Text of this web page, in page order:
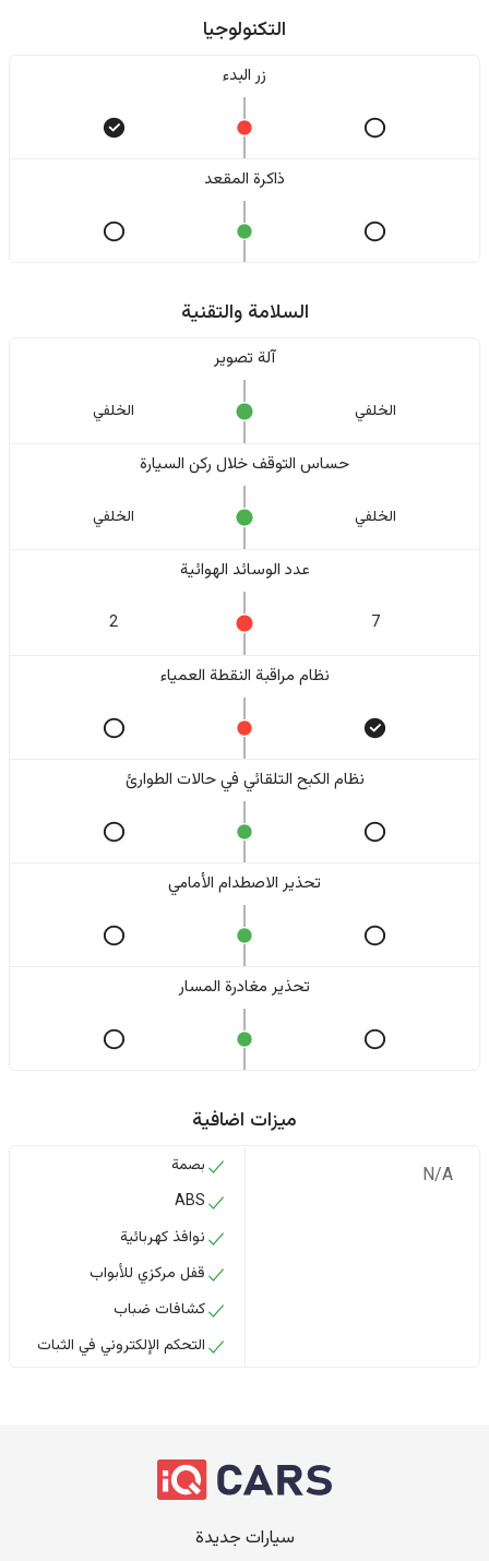
التكنولوجيا
زر البدء
ذاكرة المقعد
السلامة والتقنية
آلة تصوير
الخلفي الخلفي
حساس التوقف خلال ركن السيارة
الخلفي الخلفي
عدد الوسائد الهوائية
7
2
نظام مراقبة النقطة العمياء
نظام الكبح التلقائي في حالات الطوارئ
تحذير الاصطدام الأمامي
تحذير مغادرة المسار
ميزات اضافية
N/A
بصمة
ABS
نوافذ كهربائية
قفل مركزي للأبواب
كشافات ضباب
التحكم الإلكتروني في الثبات
سيارات جديدة